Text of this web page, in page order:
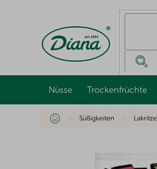
Nüsse Trockenfrüchte
StartseiteSüßigkeiten Lakritze